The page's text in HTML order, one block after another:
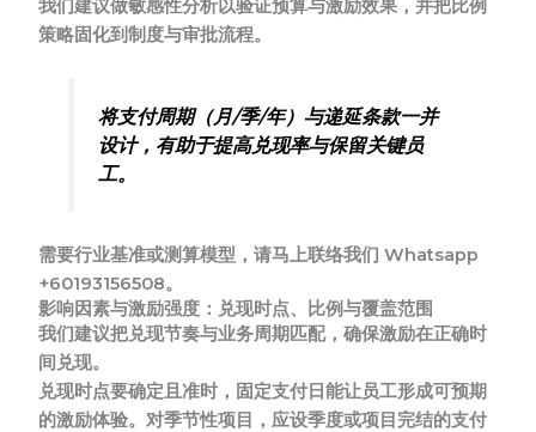
我们建议做敏感性分析以验证预算与激励效果，并把比例
策略固化到制度与审批流程。
将支付周期（月/季/年）与递延条款一并
设计，有助于提高兑现率与保留关键员
工。
需要行业基准或测算模型，请马上联络我们 Whatsapp
+60193156508。
影响因素与激励强度：兑现时点、比例与覆盖范围
我们建议把兑现节奏与业务周期匹配，确保激励在正确时
间兑现。
兑现时点要确定且准时 ，固定支付日能让员工形成可预期
的激励体验。对季节性项目，应设季度或项目完结的支付